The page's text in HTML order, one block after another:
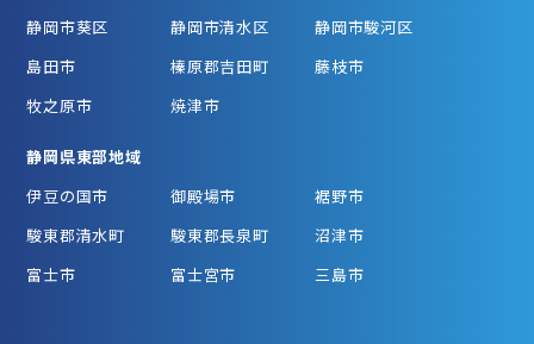
静岡市葵区
静岡市清水区
静岡市駿河区
島田市
榛原郡吉田町
藤枝市
牧之原市
焼津市
静岡県東部地域
伊豆の国市
御殿場市
裾野市
駿東郡清水町
駿東郡長泉町
沼津市
富士市
富士宮市 三島市